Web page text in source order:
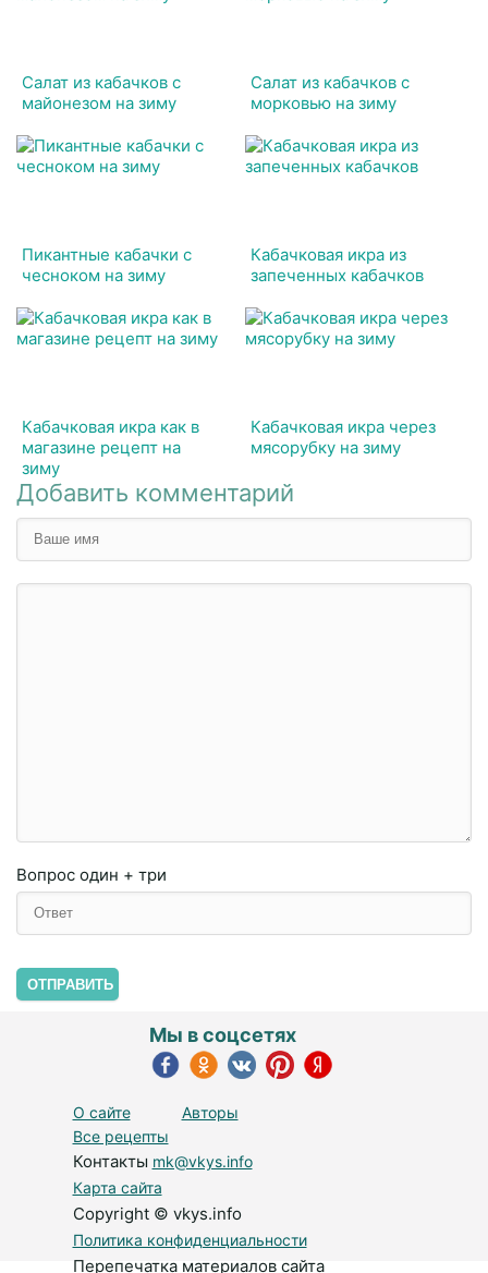
Салат из кабачков с
майонезом на зиму
Салат из кабачков с
морковью на зиму
Пикантные кабачки с
чесноком на зиму
Кабачковая икра из
запеченных кабачков
Кабачковая икра как в
магазине рецепт на
зиму
Кабачковая икра через
мясорубку на зиму
Добавить комментарий
Вопрос один + три
ОТПРАВИТЬ
О сайте
Авторы
Все рецепты
Контакты mk@vkys.info
Карта сайта
Copyright © vkys.info
Политика конфиденциальности
Перепечатка материалов сайта
Мы в соцсетях